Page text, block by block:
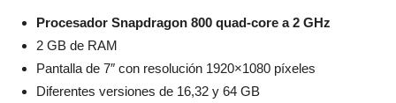
Procesador Snapdragon 800 quad-core a 2 GHz
2 GB de RAM
Pantalla de 7″ con resolución 1920×1080 píxeles
Diferentes versiones de 16,32 y 64 GB